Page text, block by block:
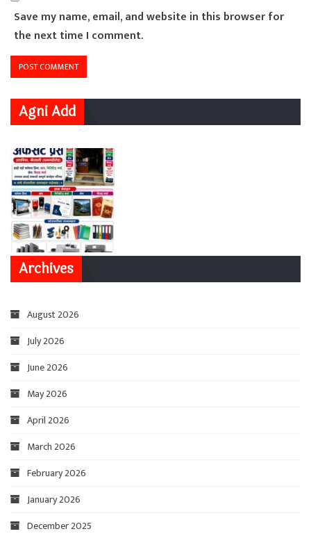
Save my name, email, and website in this browser for
the next time I comment.
Agni Add
Archives
August 2026
July 2026
June 2026
May 2026
April 2026
March 2026
February 2026
January 2026
December 2025